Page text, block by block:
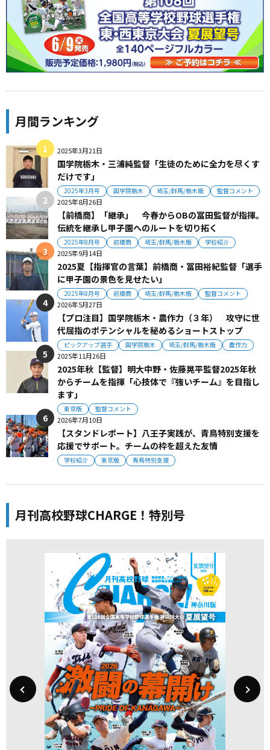
月間ランキング
2025年3月21日
国学院栃木・三浦純監督「生徒のために全力を尽くす
だけです」
2025年3月号 国学院栃木 埼玉/群馬/栃木版 監督コメント
2025年8月26日
【前橋商】「継承」 今春からOBの冨田監督が指揮。
伝統を継承し甲子園へのルートを切り拓く
2025年8月号 前橋商 埼玉/群馬/栃木版 学校紹介
2025年9月14日
2025夏【指揮官の言葉】前橋商・冨田裕紀監督「選手
に甲子園の景色を見せたい」
2025年8月号 前橋商 埼玉/群馬/栃木版 監督コメント
2026年5月27日
【プロ注目】国学院栃木・農作力（３年） 攻守に世
代屈指のポテンシャルを秘めるショートストップ
ピックアップ選手 国学院栃木 埼玉/群馬/栃木版 農作力
2025年11月26日
2025年秋【監督】明大中野・佐藤晃平監督2025年秋
からチームを指揮「心技体で『強いチーム』を目指し
ます」
東京版 監督コメント
2026年7月10日
【スタンドレポート】八王子実践が、青鳥特別支援を
応援でサポート。チームの枠を超えた友情
学校紹介 東京版 青鳥特別支援
月刊高校野球CHARGE！特別号